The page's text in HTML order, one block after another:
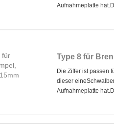
Aufnahmeplatte
Type 8 für
Die Ziffer ist passen
dieser
Aufnahmeplatte